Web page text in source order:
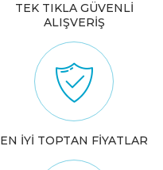
TEK TIKLA GÜVENLİ
ALIŞVERİŞ
EN İYİ TOPTAN FİYATLAR